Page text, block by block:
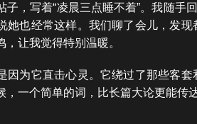
，写着“凌晨三点睡不着”。我随手
她也经常这样。我们聊了会儿，发
让我觉得特别温暖。
因为它直击心灵。它绕过了那些客
，一个简单的词，比长篇大论更能传